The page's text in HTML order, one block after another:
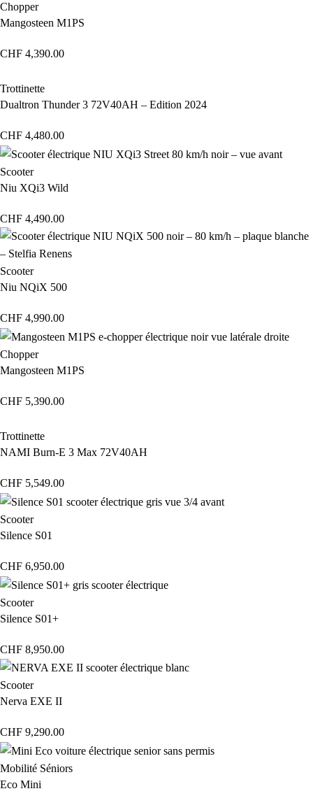
Chopper
Mangosteen M1PS
CHF 4,390.00
Trottinette
Dualtron Thunder 3 72V40AH – Edition 2024
CHF 4,480.00
Scooter
Niu XQi3 Wild
CHF 4,490.00
Scooter
Niu NQiX 500
CHF 4,990.00
Chopper
Mangosteen M1PS
CHF 5,390.00
Trottinette
NAMI Burn-E 3 Max 72V40AH
CHF 5,549.00
Scooter
Silence S01
CHF 6,950.00
Scooter
Silence S01+
CHF 8,950.00
Scooter
Nerva EXE II
CHF 9,290.00
Mobilité Séniors
Eco Mini